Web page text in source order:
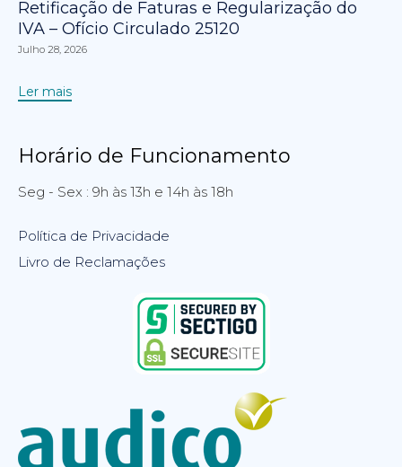
Retificação de Faturas e Regularização do
IVA – Ofício Circulado 25120
Julho 28, 2026
Ler mais
Horário de Funcionamento
Seg - Sex : 9h às 13h e 14h às 18h
Política de Privacidade
Livro de Reclamações